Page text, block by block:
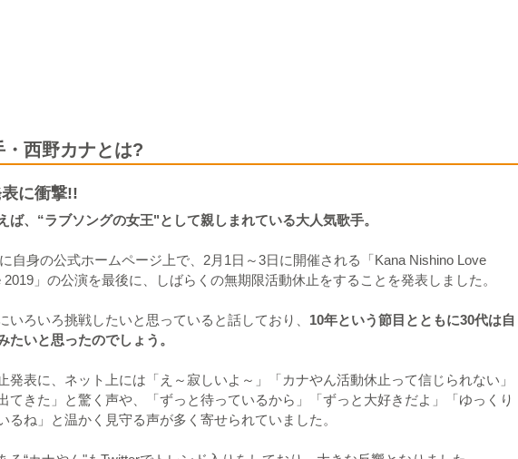
・西野カナとは?
に衝撃!!
ば、“ラブソングの女王"として親しまれている大人気歌手。
自身の公式ホームページ上で、2月1日～3日に開催される「Kana Nishino Love
2019」の公演を最後に、しばらくの無期限活動休止をすることを発表しました。
いろいろ挑戦したいと思っていると話しており、 10年という節目とともに30代は自
たいと思ったのでしょう。
発表に、ネット上には「え～寂しいよ～」「カナやん活動休止って信じられない」
てきた」と驚く声や、「ずっと待っているから」「ずっと大好きだよ」「ゆっくり
るね」と温かく見守る声が多く寄せられていました。